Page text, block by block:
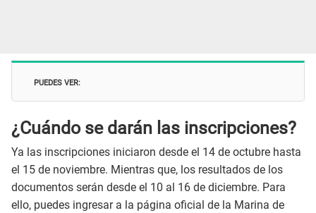
PUEDES VER:
¿Cuándo se darán las inscripciones?
Ya las inscripciones iniciaron desde el 14 de octubre hasta
el 15 de noviembre. Mientras que, los resultados de los
documentos serán desde el 10 al 16 de diciembre. Para
ello, puedes ingresar a la página oficial de la Marina de